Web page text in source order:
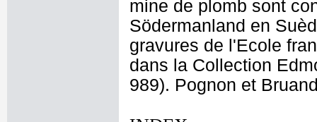
mine de plomb sont
Södermanland en
gravures de l'Ecole
dans la Collection
989). Pognon et